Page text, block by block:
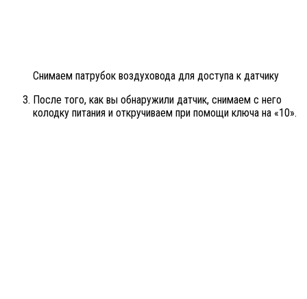
Снимаем патрубок воздуховода для доступа к датчику
После того, как вы обнаружили датчик, снимаем с него
колодку питания и откручиваем при помощи ключа на «10».